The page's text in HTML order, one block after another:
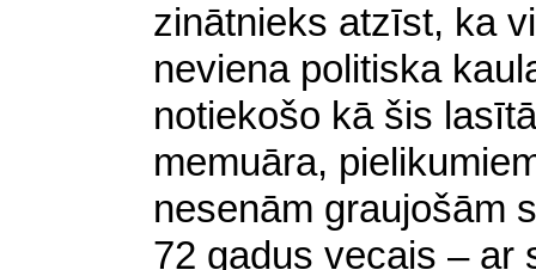
zinātnieks atzīst, ka
neviena politiska
notiekošo kā šis
memuāra,
nesenām graujošām
72 gadus vecais – ar